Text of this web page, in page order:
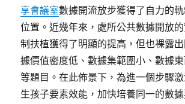
享會議室數據開流放步獲得了自力的
位置。近幾年來，處所公共數據開放
制扶植獲得了明顯的提高，但也裸露
據價值密度低、數據集範圍小、數據
等題目。在此佈景下，為進一個步驟
生孩子要素效能，加快培養同一的數據